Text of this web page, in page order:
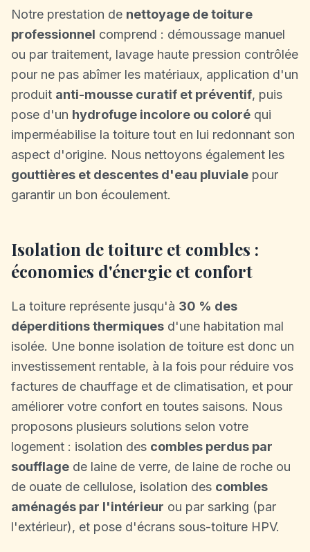
Notre prestation de nettoyage de toiture
professionnel comprend : démoussage manuel
ou par traitement, lavage haute pression contrôlée
pour ne pas abîmer les matériaux, application d'un
produit anti-mousse curatif et préventif, puis
pose d'un hydrofuge incolore ou coloré qui
imperméabilise la toiture tout en lui redonnant son
aspect d'origine. Nous nettoyons également les
gouttières et descentes d'eau pluviale pour
garantir un bon écoulement.
Isolation de toiture et combles :
économies d'énergie et confort
La toiture représente jusqu'à 30 % des
déperditions thermiques d'une habitation mal
isolée. Une bonne isolation de toiture est donc un
investissement rentable, à la fois pour réduire vos
factures de chauffage et de climatisation, et pour
améliorer votre confort en toutes saisons. Nous
proposons plusieurs solutions selon votre
logement : isolation des combles perdus par
soufflage de laine de verre, de laine de roche ou
de ouate de cellulose, isolation des combles
aménagés par l'intérieur ou par sarking (par
l'extérieur), et pose d'écrans sous-toiture HPV.